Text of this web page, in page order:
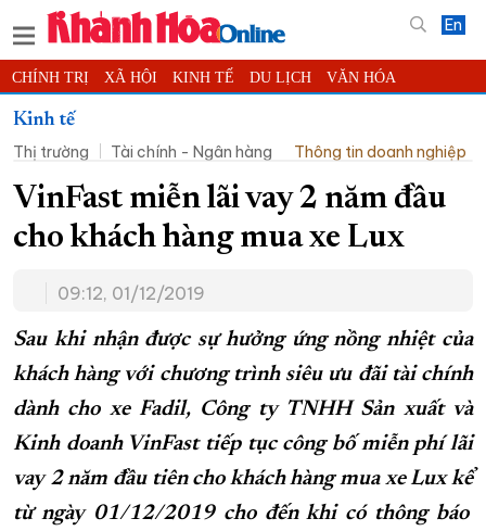
En
CHÍNH TRỊ XÃ HỘI KINH TẾ DU LỊCH VĂN HÓA
THỂ THAO
KHOA HỌC - CÔNG NGHỆ PHÁP LUẬT BẠN ĐỌC PHÓNG SỰ
THẾ GIỚI MULTIMEDIA VIDEO ĐỌC BÁO ONLINE
PODCAST THÔNG TIN - QUẢNG CÁO
TRƯỜNG SA BIỂN ĐẢO QUÊ HƯƠNG
CHUNG TAY CẢI CÁCH HÀNH CHÍNH
XÂY DỰNG NÔNG THÔN MỚI LỊCH CẮT ĐIỆN
TÀU - XE - MÁY BAY
KỶ NIỆM 370 NĂM XÂY DỰNG VÀ PHÁT TRIỂN TỈNH KHÁNH HÒA
KHOẢNH KHẮC ĐẸP XỨ TRẦM
XÂY DỰNG KHÁNH HÒA TRỞ THÀNH THÀNH PHỐ TRỰC THUỘC
Kinh tế
Thị trường
Tài chính - Ngân hàng Thông tin doanh nghiệp
VinFast miễn lãi vay 2 năm đầu
cho khách hàng mua xe Lux
09:12, 01/12/2019
Sau khi nhận được sự hưởng ứng nồng nhiệt của
khách hàng với chương trình siêu ưu đãi tài chính
dành cho xe Fadil, Công ty TNHH Sản xuất và
Kinh doanh VinFast tiếp tục công bố miễn phí lãi
vay 2 năm đầu tiên chokhách hàng mua xe Lux kể
từ ngày 01/12/2019 cho đến khi có thông báo